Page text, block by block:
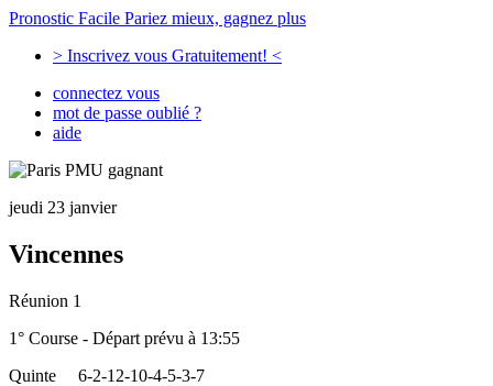
Pronostic Facile Pariez mieux, gagnez plus
> Inscrivez vous Gratuitement! <
connectez vous
mot de passe oublié ?
aide
jeudi 23 janvier
Vincennes
Réunion 1
1° Course - Départ prévu à 13:55
Quinte
6-2-12-10-4-5-3-7